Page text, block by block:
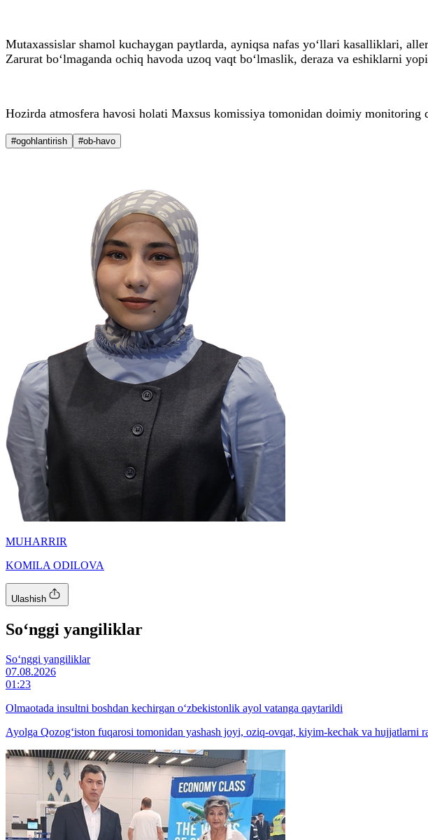
Mutaxassislar shamol kuchaygan paytlarda, ayniqsa nafas yo‘llari kasalliklari,
Zarurat bo‘lmaganda ochiq havoda uzoq vaqt bo‘lmaslik, deraza va eshiklarni
Hozirda atmosfera havosi holati Maxsus komissiya tomonidan doimiy monitoring
#ogohlantirish #ob-havo
MUHARRIR
KOMILA ODILOVA
Ulashish
So‘nggi yangiliklar
So‘nggi yangiliklar
07.08.2026
01:23
Olmaotada insultni boshdan kechirgan o‘zbekistonlik ayol vatanga qaytarildi
Ayolga Qozog‘iston fuqarosi tomonidan yashash joyi, oziq-ovqat, kiyim-kechak va hujjatlarni